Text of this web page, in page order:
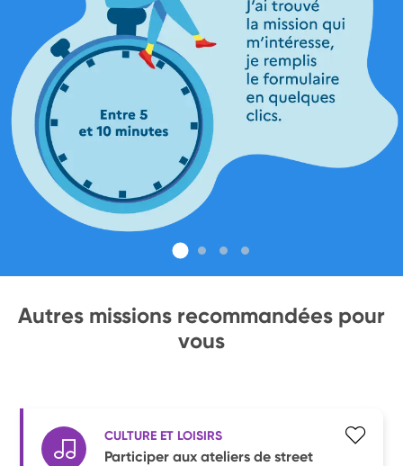
Autres missions recommandées pour
vous
CULTURE ET LOISIRS
Participer aux ateliers de street